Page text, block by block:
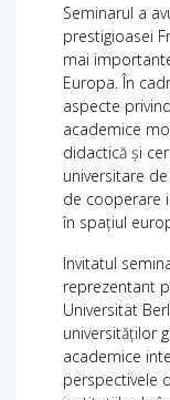
Seminarul a
prestigioasei
mai
Europa. În
aspecte
academice
didactică și
universitare
de cooperare
în spațiul
Invitatul
reprezentant
Universität
universităților
academice
perspectivele